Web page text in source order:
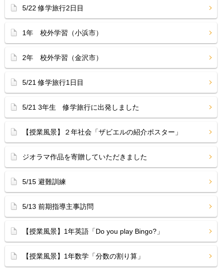
5/22 修学旅行2日目
1年 校外学習（小浜市）
2年 校外学習（金沢市）
5/21 修学旅行1日目
5/21 3年生 修学旅行に出発しました
【授業風景】２年社会「ザビエルの紹介ポスター」
ジオラマ作品を寄贈していただきました
5/15 避難訓練
5/13 前期指導主事訪問
【授業風景】1年英語「Do you play Bingo?」
【授業風景】1年数学「分数の割り算」